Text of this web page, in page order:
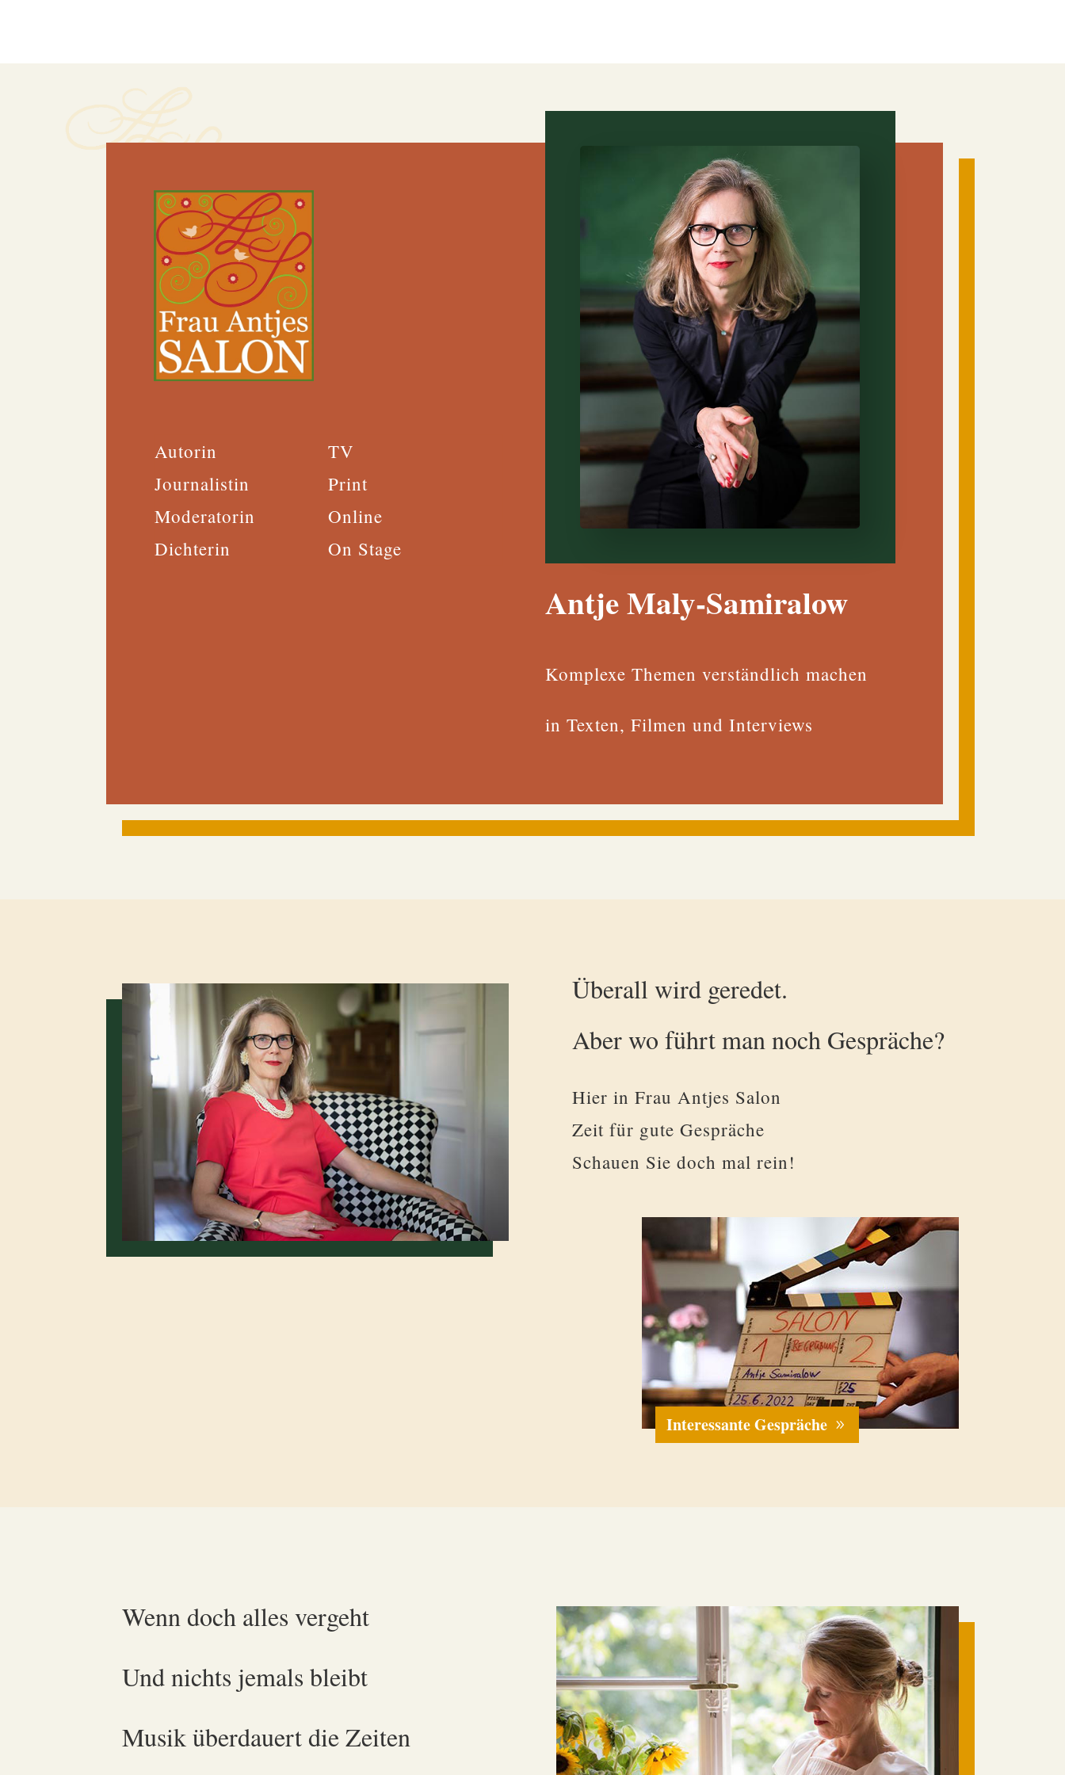
Autorin
TV
Journalistin
Print
Moderatorin
Online
Dichterin
On Stage
Antje Maly‑Samiralow
Komplexe Themen verständlich machen
in Texten, Filmen und Interviews
Überall wird geredet.
Aber wo führt man noch Gespräche?
Hier in Frau Antjes Salon
Zeit für gute Gespräche
Schauen Sie doch mal rein!
Interessante Gespräche
Wenn doch alles vergeht
Und nichts jemals bleibt
Musik überdauert die Zeiten